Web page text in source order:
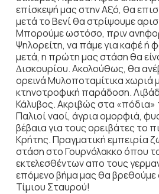
επίσκεψή µας στην Αξό, θα
µετά το Βενί θα στρίψουµε
Mπορούµε ωστόσο, πριν
Ψηλορείτη, να πάµε για καφέ ή
µετά, η πρώτη µας στάση θα
∆ισκουρίου. Aκολούθως, θα
ορεινά Μυλοποταµίτικα χωριά
κτηνοτροφική παράδοση.
Κάλυβος. Ακριβώς στα «πόδια»
Παλιοί ναοί, άγρια οµορφιά,
βέβαια για τους ορειβάτες το
Κρήτης. Πραγµατική εµπειρία
στάση στο Γουρνόλακκο όπου
εκτελεσθέντων απο τους
επόµενο βήµα µας θα
Τίµιου Σταυρού!